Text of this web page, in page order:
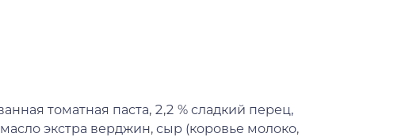
томатная паста, 2,2 % сладкий перец,
экстра верджин, сыр (коровье молоко,